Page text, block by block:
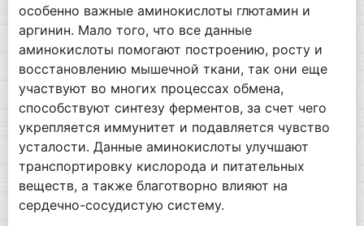
особенно важные аминокислоты глютамин и
аргинин. Мало того, что все данные
аминокислоты помогают построению, росту и
восстановлению мышечной ткани, так они еще
участвуют во многих процессах обмена,
способствуют синтезу ферментов, за счет чего
укрепляется иммунитет и подавляется чувство
усталости. Данные аминокислоты улучшают
транспортировку кислорода и питательных
веществ, а также благотворно влияют на
сердечно-сосудистую систему.